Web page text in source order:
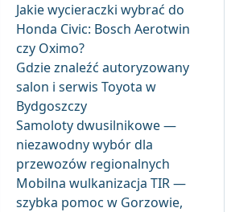
Jakie wycieraczki wybrać do
Honda Civic: Bosch Aerotwin
czy Oximo?
Gdzie znaleźć autoryzowany
salon i serwis Toyota w
Bydgoszczy
Samoloty dwusilnikowe —
niezawodny wybór dla
przewozów regionalnych
Mobilna wulkanizacja TIR —
szybka pomoc w Gorzowie,